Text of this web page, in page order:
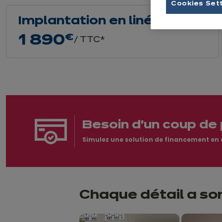
Implantation en linéaire
1 890€/ TTC*
Besoin d'un coup
Simulez une solution de financement en
Chaque détail a
Cookies